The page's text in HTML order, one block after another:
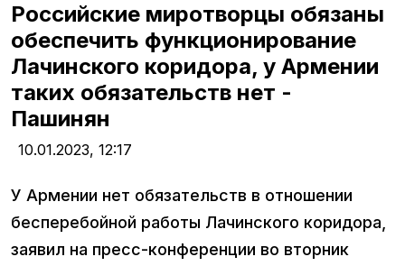
Российские миротворцы обязаны
обеспечить функционирование
Лачинского коридора, у Армении
таких обязательств нет -
Пашинян
10.01.2023, 12:17
У Армении нет обязательств в отношении
бесперебойной работы Лачинского коридора,
заявил на пресс-конференции во вторник